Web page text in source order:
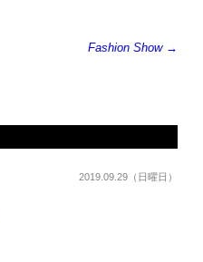
Fashion Show →
2019.09.29（日曜日）